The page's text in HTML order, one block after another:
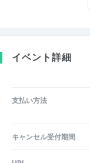
イベント詳細
支払い方法
キャンセル受付期間